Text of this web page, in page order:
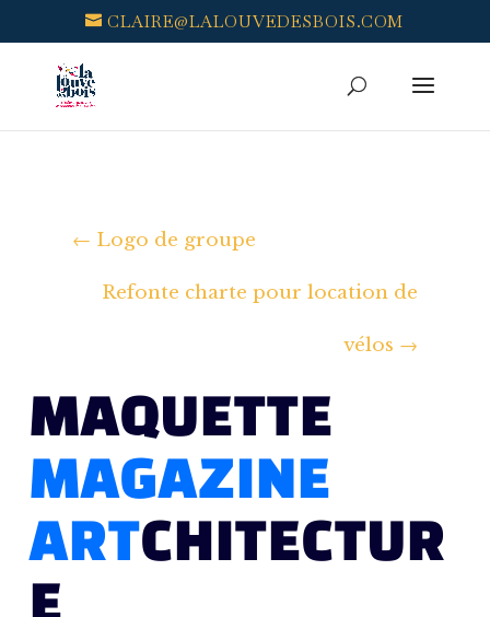
CLAIRE@LALOUVEDESBOIS.COM
← Logo de groupe
Refonte charte pour location de
vélos →
MAQUETTE
MAGAZINE
ARTCHITECTUR
E